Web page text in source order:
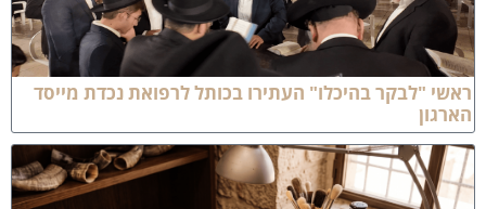
"לבקר בהיכלו" העתירו בכותל לרפואת נכדת מייסד